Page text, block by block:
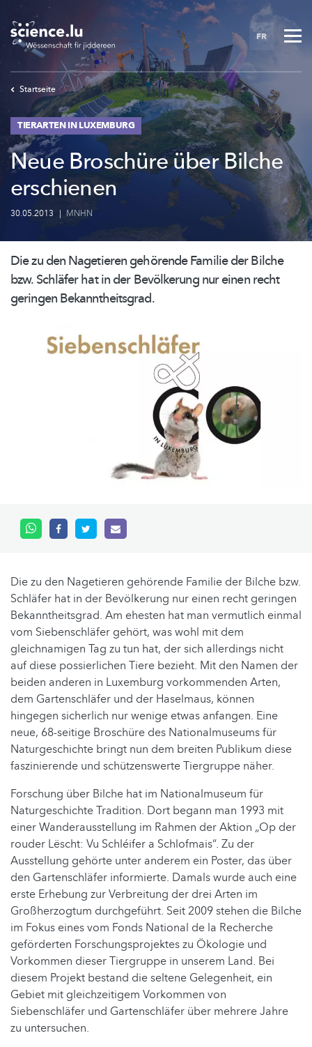
to
main
content
FR
Startseite
TIERARTEN IN LUXEMBURG
Neue Broschüre über Bilche
erschienen
30.05.2013 | MNHN
Die zu den Nagetieren gehörende Familie der Bilche
bzw. Schläfer hat in der Bevölkerung nur einen recht
geringen Bekanntheitsgrad.
Die zu den Nagetieren gehörende Familie der Bilche bzw.
Schläfer hat in der Bevölkerung nur einen recht geringen
Bekanntheitsgrad. Am ehesten hat man vermutlich einmal
vom Siebenschläfer gehört, was wohl mit dem
gleichnamigen Tag zu tun hat, der sich allerdings nicht
auf diese possierlichen Tiere bezieht. Mit den Namen der
beiden anderen in Luxemburg vorkommenden Arten,
dem Gartenschläfer und der Haselmaus, können
hingegen sicherlich nur wenige etwas anfangen. Eine
neue, 68-seitige Broschüre des Nationalmuseums für
Naturgeschichte bringt nun dem breiten Publikum diese
faszinierende und schützenswerte Tiergruppe näher.
Forschung über Bilche hat im Nationalmuseum für
Naturgeschichte Tradition. Dort begann man 1993 mit
einer Wanderausstellung im Rahmen der Aktion „Op der
rouder Lëscht: Vu Schléifer a Schlofmais“. Zu der
Ausstellung gehörte unter anderem ein Poster, das über
den Gartenschläfer informierte. Damals wurde auch eine
erste Erhebung zur Verbreitung der drei Arten im
Großherzogtum durchgeführt. Seit 2009 stehen die Bilche
im Fokus eines vom Fonds National de la Recherche
geförderten Forschungsprojektes zu Ökologie und
Vorkommen dieser Tiergruppe in unserem Land. Bei
diesem Projekt bestand die seltene Gelegenheit, ein
Gebiet mit gleichzeitigem Vorkommen von
Siebenschläfer und Gartenschläfer über mehrere Jahre
zu untersuchen.